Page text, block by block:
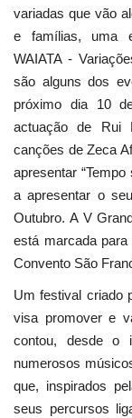
variadas que vão
e famílias, uma
WAIATA -
são alguns dos
próximo dia 10
actuação de Rui
canções de Zeca
apresentar
a apresentar o
Outubro. A V
está marcada
Convento São
Um festival criado
visa promover e
contou, desde o
numerosos
que, inspirados
seus percursos